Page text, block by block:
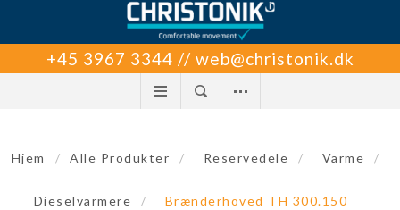
+45 3967 3344 // web@christonik.dk
Hjem / Alle Produkter / Reservedele / Varme /
Dieselvarmere / Brænderhoved TH 300.150